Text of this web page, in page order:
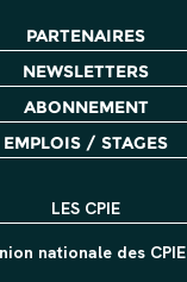
PARTENAIRES
NEWSLETTERS
ABONNEMENT
EMPLOIS / STAGES
LES CPIE
nationale des CPIE